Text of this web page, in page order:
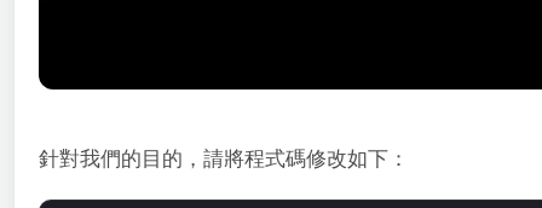
針對我們的目的，請將程式碼修改如下：